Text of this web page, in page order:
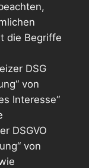
die Begriffe
DSG
von
Interesse“
DSGVO
von